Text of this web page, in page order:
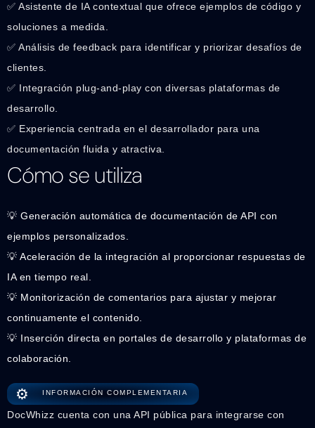
✅ Asistente de IA contextual que ofrece ejemplos de código y
soluciones a medida.
✅ Análisis de feedback para identificar y priorizar desafíos de
clientes.
✅ Integración plug-and-play con diversas plataformas de
desarrollo.
✅ Experiencia centrada en el desarrollador para una
documentación fluida y atractiva.
Cómo se utiliza
💡 Generación automática de documentación de API con
ejemplos personalizados.
💡 Aceleración de la integración al proporcionar respuestas de
IA en tiempo real.
💡 Monitorización de comentarios para ajustar y mejorar
continuamente el contenido.
💡 Inserción directa en portales de desarrollo y plataformas de
colaboración.
⚙️ INFORMACIÓN COMPLEMENTARIA
DocWhizz cuenta con una API pública para integrarse con